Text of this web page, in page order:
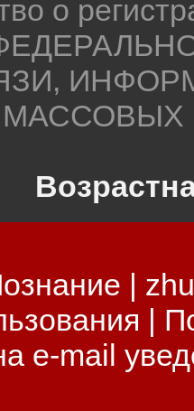
о
МАССОВЫХ
|
|
e-mail